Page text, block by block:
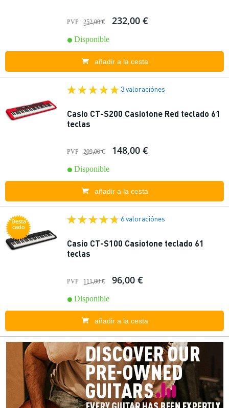
PVP 252,00 € 232,00 €
Disponible
añadir a la cesta
3 valoraciónes
Casio CT-S200 Casiotone Red teclado 61
teclas
PVP 209,00 € 148,00 €
Disponible
añadir a la cesta
Desta
cado
6 valoraciónes
Casio CT-S100 Casiotone teclado 61
teclas
PVP 111,00 € 96,00 €
Disponible
añadir a la cesta